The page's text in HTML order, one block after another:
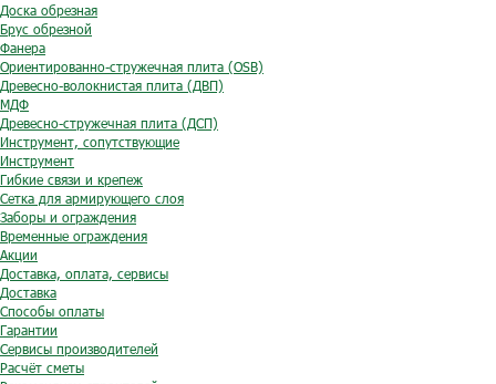
Доска обрезная
Брус обрезной
Фанера
Ориентированно-стружечная плита (OSB)
Древесно-волокнистая плита (ДВП)
МДФ
Древесно-стружечная плита (ДСП)
Инструмент, сопутствующие
Инструмент
Гибкие связи и крепеж
Сетка для армирующего слоя
Заборы и ограждения
Временные ограждения
Акции
Доставка, оплата, сервисы
Доставка
Способы оплаты
Гарантии
Сервисы производителей
Расчёт сметы